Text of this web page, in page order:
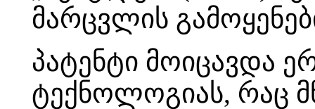
მარცვლის
პატენტი მოიცავდა
ტექნოლოგიას, რაც